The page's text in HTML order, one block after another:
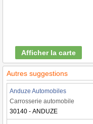
Afficher la carte
Autres suggestions
Anduze Automobiles
Carrosserie automobile
30140 - ANDUZE